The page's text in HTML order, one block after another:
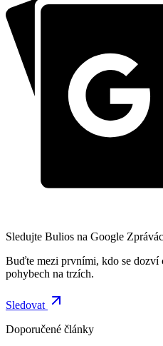
Sledujte Bulios na Google
Buďte mezi prvními, kdo se dozví
pohybech na trzích.
Sledovat
Doporučené články